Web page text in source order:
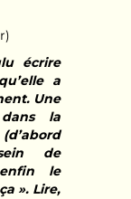
écrire
a
Une
dans la
de
enfin le
». Lire,